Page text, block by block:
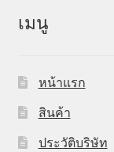
เมนู
หน้าแรก
สินค้า
ประวัติบริษัท